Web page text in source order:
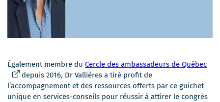
Également membre du Cercle des ambassadeurs de QuébecCe
depuis 2016, Dr Vallières a tiré profit de
l’accompagnement et des ressources offerts par ce guichet
unique en services-conseils pour réussir à attirer le congrès